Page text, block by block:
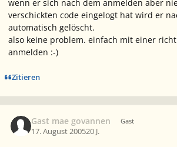
wenn er sich nach dem anmelden aber
verschickten code eingelogt hat wird er
automatisch gelöscht.
also keine problem. einfach mit einer
anmelden :-)
Zitieren
Gast mae govannen Gast
17. August 200520 J.